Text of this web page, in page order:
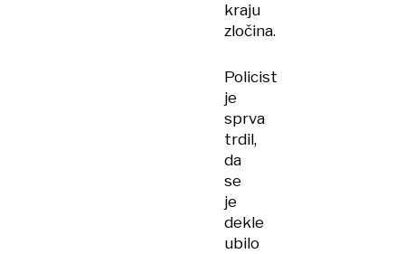
kraju
zločina.
Policist
je
sprva
trdil,
da
se
je
dekle
ubilo